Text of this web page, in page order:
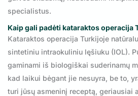
specialistus.
Kaip gali padėti kataraktos operacija
Kataraktos operacija Turkijoje
sintetiniu intraokuliniu lęšiuku (IOL).
gaminami iš biologiškai suderinamų
kad laikui bėgant jie nesuyra, be to,
turi jūsų asmeninį receptą, geriausiai